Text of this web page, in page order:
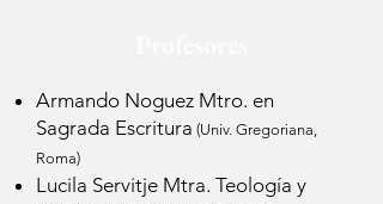
Armando Noguez Mtro. en
Sagrada Escritura (Univ. Gregoriana,
Roma)
Lucila Servitje Mtra. Teología y